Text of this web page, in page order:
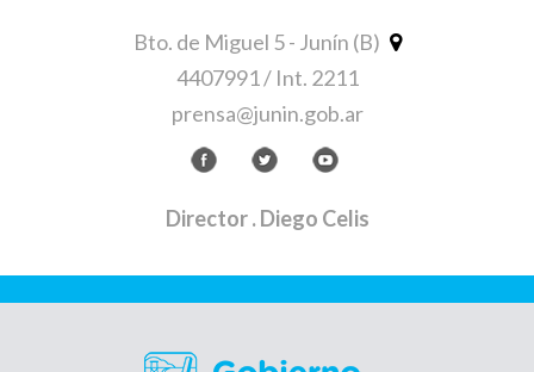
Bto. de Miguel 5 - Junín (B)
4407991 / Int. 2211
prensa@junin.gob.ar
Director. Diego Celis